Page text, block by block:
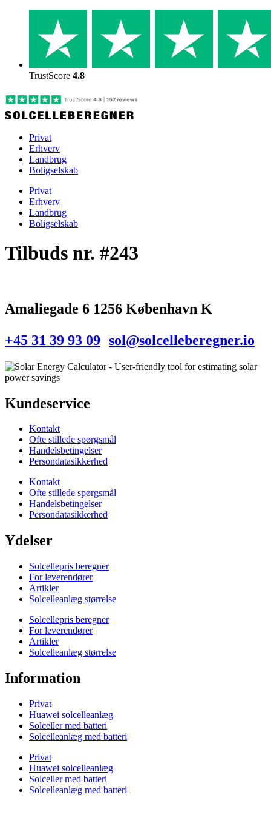
TrustScore 4.8
Privat
Erhverv
Landbrug
Boligselskab
Privat
Erhverv
Landbrug
Boligselskab
Tilbuds nr. #243
Amaliegade 6 1256 København K
+45 31 39 93 09 sol@solcelleberegner.io
Kundeservice
Kontakt
Ofte stillede spørgsmål
Handelsbetingelser
Persondatasikkerhed
Kontakt
Ofte stillede spørgsmål
Handelsbetingelser
Persondatasikkerhed
Ydelser
Solcellepris beregner
For leverendører
Artikler
Solcelleanlæg størrelse
Solcellepris beregner
For leverendører
Artikler
Solcelleanlæg størrelse
Information
Privat
Huawei solcelleanlæg
Solceller med batteri
Solcelleanlæg med batteri
Privat
Huawei solcelleanlæg
Solceller med batteri
Solcelleanlæg med batteri